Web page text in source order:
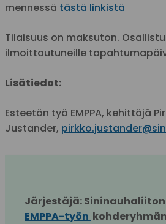
mennessä tästä linkistä
Tilaisuus on maksuton.
ilmoittautuneille
Lisätiedot:
Esteetön työ EMPPA, kehittäjä
Justander,
EMPPA-työn